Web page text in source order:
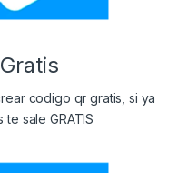
codigo qr gratis, si ya
sale GRATIS